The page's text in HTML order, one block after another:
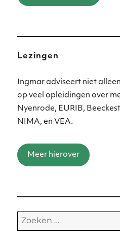
Lezingen
Ingmar adviseert niet
op veel opleidingen over
Nyenrode, EURIB,
NIMA, en VEA.
Meer hierover
Zoeken
naar: